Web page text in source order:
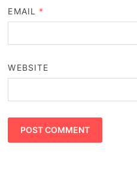
EMAIL *
WEBSITE